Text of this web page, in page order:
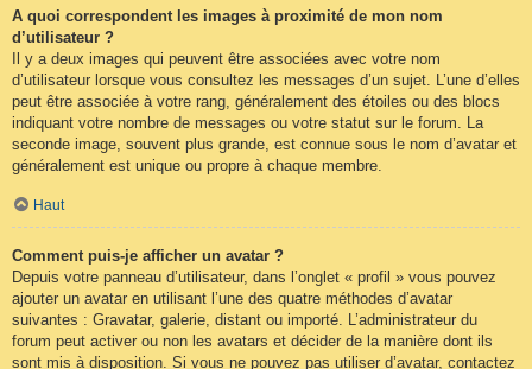
A quoi correspondent les images à proximité de mon nom
d’utilisateur ?
Il y a deux images qui peuvent être associées avec votre nom
d’utilisateur lorsque vous consultez les messages d’un sujet. L’une d’elles
peut être associée à votre rang, généralement des étoiles ou des blocs
indiquant votre nombre de messages ou votre statut sur le forum. La
seconde image, souvent plus grande, est connue sous le nom d’avatar et
généralement est unique ou propre à chaque membre.
Haut
Comment puis-je afficher un avatar ?
Depuis votre panneau d’utilisateur, dans l’onglet « profil » vous pouvez
ajouter un avatar en utilisant l’une des quatre méthodes d’avatar
suivantes : Gravatar, galerie, distant ou importé. L’administrateur du
forum peut activer ou non les avatars et décider de la manière dont ils
sont mis à disposition. Si vous ne pouvez pas utiliser d’avatar, contactez